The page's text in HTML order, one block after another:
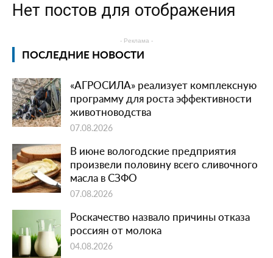
Нет постов для отображения
- Реклама -
ПОСЛЕДНИЕ НОВОСТИ
«АГРОСИЛА» реализует комплексную
программу для роста эффективности
животноводства
07.08.2026
В июне вологодские предприятия
произвели половину всего сливочного
масла в СЗФО
07.08.2026
Роскачество назвало причины отказа
россиян от молока
04.08.2026